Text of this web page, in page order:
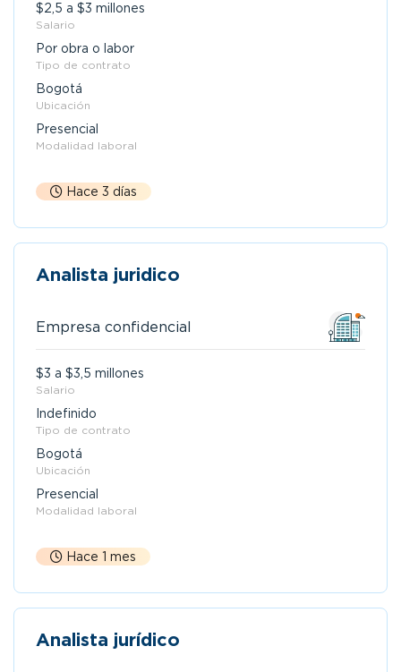
$2,5 a $3 millones
Salario
Por obra o labor
Tipo de contrato
Bogotá
Ubicación
Presencial
Modalidad laboral
Hace 3 días
Analista juridico
Empresa confidencial
$3 a $3,5 millones
Salario
Indefinido
Tipo de contrato
Bogotá
Ubicación
Presencial
Modalidad laboral
Hace 1 mes
Analista jurídico